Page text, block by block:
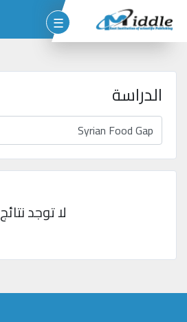
الحقوق
☰
الدراسة
لا توجد نتائج